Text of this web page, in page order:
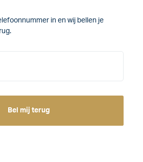
in en wij bellen je
Bel mij terug